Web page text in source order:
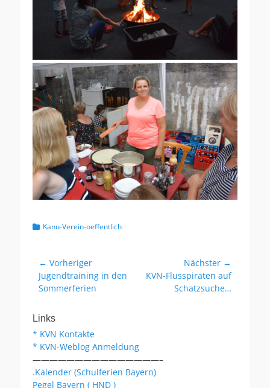
Kategorien
Kanu-Verein-oeffentlich
Beitragsnavigation
← Vorheriger
Vorheriger
Beitrag:
Jugendtraining in den
Sommerferien
Nächster →
Nächster
KVN-Flusspiraten auf
Schatzsuche…
Links
* KVN Kontakte
* KVN-Weblog Anmeldung
———————————————–
.Kalender (Schulferien Bayern)
Pegel Bayern ( HND )